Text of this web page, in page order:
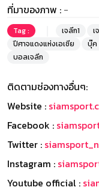
ที่มาของภาพ : -
Tag : เจลีก1 เ
ปีศาจแดงแห่งเอเชีย
บุ๊ค
บอลเจลีก
ติดตามช่องทางอื่นๆ:
Website :
Facebook :
Twitter :
Instagram :
Youtube official :